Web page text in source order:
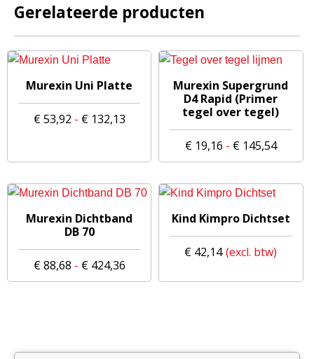
op
de
productpagina
de
productpagina
Gerelateerde producten
Deze
optie
kan
gekozen
op
Murexin Uni Platte
€53,92 - €132,13Prijsklasse:
product
heeft
meerdere
variaties.
Deze
optie
kan
gekozen
worden
Murexin Supergrund
D4 Rapid (Primer
tegel over tegel)
€19,16 - €145,54
€ 19,16
tot
€
meerdere
variaties.
gekozen
Murexin Dichtband
DB 70
€88,68 - €424,36Prijsklasse:
€ 88,68
Kind Kimpro Dichtset
€ 42,14